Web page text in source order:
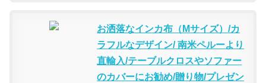
お洒落なインカ布（Mサイズ）/カ
ラフルなデザイン/ 南米ペルーより
直輸入/テーブルクロスやソファー
のカバーにお勧め/贈り物/プレゼン